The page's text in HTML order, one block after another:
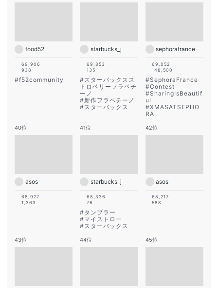
food52
69,906
938
#f52community
starbucks_j
69,853
135
#スターバックスス
トロベリーフラペチ
ーノ
#新作フラペチーノ
#スターバックス
sephorafrance
69,052
148,500
#SephoraFrance
#Contest
#SharingIsBeautif
ul
#XMASATSEPHO
RA
40位
asos
68,927
1,363
41位
starbucks_j
68,336
76
#タンブラー
#マイストロー
#スターバックス
42位
asos
68,217
588
43位 44位 45位